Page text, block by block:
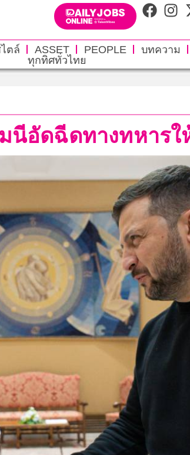
ตล์ ASSET PEOPLE บทความ
ทุกทิศทั่วไทย
นีอัดฉีดทางทหารใ